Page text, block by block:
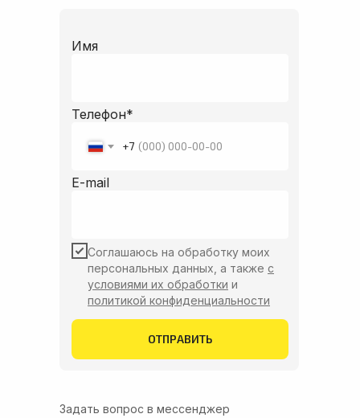
Имя
Телефон*
+7
E-mail
Соглашаюсь на обработку моих
персональных данных, а также с
условиями их обработки и
политикой конфиденциальности
ОТПРАВИТЬ
Задать вопрос в мессенджер
team@inch-quality.com